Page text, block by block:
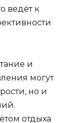
ведёт к
и
могут
но и
отдыха